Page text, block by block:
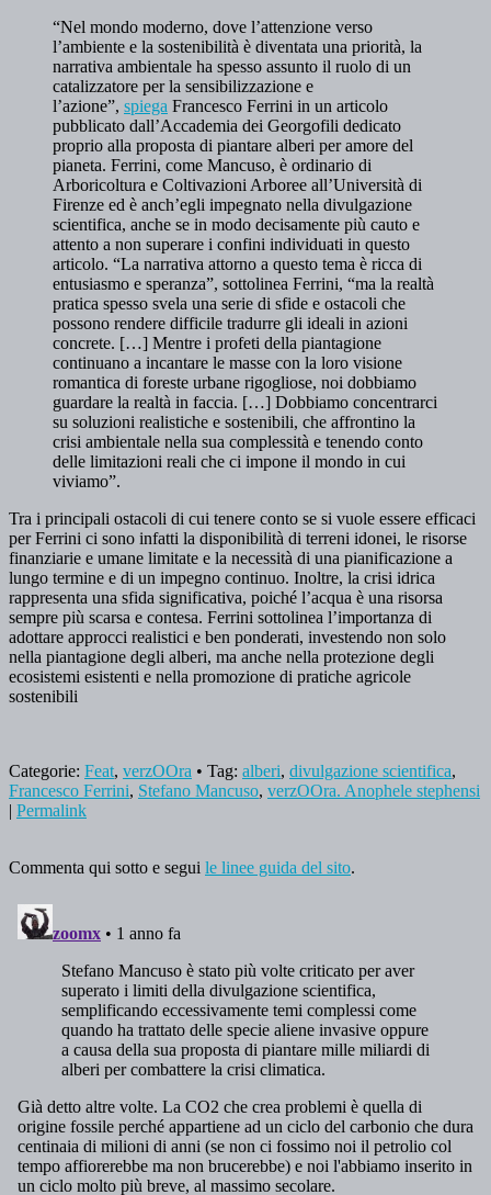
“Nel mondo moderno, dove l’attenzione verso
l’ambiente e la sostenibilità è diventata una priorità, la
narrativa ambientale ha spesso assunto il ruolo di un
catalizzatore per la sensibilizzazione e
l’azione”, spiega Francesco Ferrini in un articolo
pubblicato dall’Accademia dei Georgofili dedicato
proprio alla proposta di piantare alberi per amore del
pianeta. Ferrini, come Mancuso, è ordinario di
Arboricoltura e Coltivazioni Arboree all’Università di
Firenze ed è anch’egli impegnato nella divulgazione
scientifica, anche se in modo decisamente più cauto e
attento a non superare i confini individuati in questo
articolo. “La narrativa attorno a questo tema è ricca di
entusiasmo e speranza”, sottolinea Ferrini, “ma la realtà
pratica spesso svela una serie di sfide e ostacoli che
possono rendere difficile tradurre gli ideali in azioni
concrete. […] Mentre i profeti della piantagione
continuano a incantare le masse con la loro visione
romantica di foreste urbane rigogliose, noi dobbiamo
guardare la realtà in faccia. […] Dobbiamo concentrarci
su soluzioni realistiche e sostenibili, che affrontino la
crisi ambientale nella sua complessità e tenendo conto
delle limitazioni reali che ci impone il mondo in cui
viviamo”.
Tra i principali ostacoli di cui tenere conto se si vuole essere efficaci
per Ferrini ci sono infatti la disponibilità di terreni idonei, le risorse
finanziarie e umane limitate e la necessità di una pianificazione a
lungo termine e di un impegno continuo. Inoltre, la crisi idrica
rappresenta una sfida significativa, poiché l’acqua è una risorsa
sempre più scarsa e contesa. Ferrini sottolinea l’importanza di
adottare approcci realistici e ben ponderati, investendo non solo
nella piantagione degli alberi, ma anche nella protezione degli
ecosistemi esistenti e nella promozione di pratiche agricole
sostenibili
Categorie: Feat, verzOOra • Tag: alberi, divulgazione scientifica,
Francesco Ferrini, Stefano Mancuso, verzOOra. Anophele stephensi
| Permalink
Commenta qui sotto e segui le linee guida del sito.